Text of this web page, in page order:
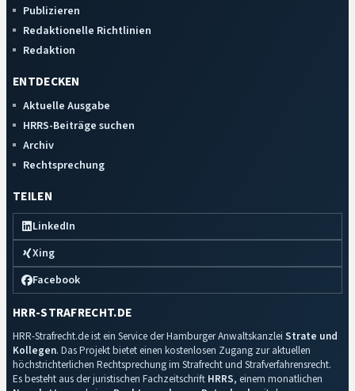
Publizieren
Redaktionelle Richtlinien
Redaktion
ENTDECKEN
Aktuelle Ausgabe
HRRS-Beiträge suchen
Archiv
Rechtsprechung
TEILEN
LinkedIn
Xing
Facebook
HRR-STRAFRECHT.DE
HRR-Strafrecht.de ist ein Service der Hamburger Anwaltskanzlei Strate und
Kollegen. Das Projekt bietet einen kostenlosen Zugang zur aktuellen
höchstrichterlichen Rechtsprechung im Strafrecht und Strafverfahrensrecht.
Es besteht aus der juristischen Fachzeitschrift HRRS, einem monatlichen